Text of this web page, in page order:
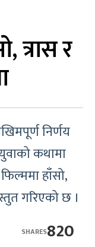
त्रास र
निर्णय
कथामा
हाँसो,
गरिएको छ ।
820
SHARES